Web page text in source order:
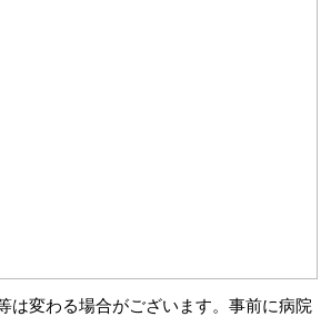
は変わる場合がございます。事前に病院